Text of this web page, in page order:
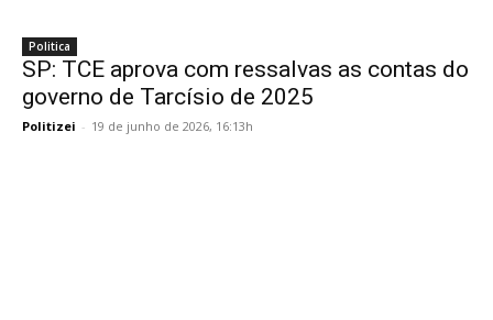
Politica
SP: TCE aprova com ressalvas as contas do
governo de Tarcísio de 2025
Politizei - 19 de junho de 2026, 16:13h